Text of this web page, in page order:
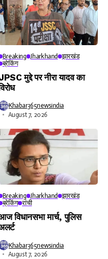
Breaking Jharkhand
झारखंड
ब्रेकिंग
मुद्दे पर नीरा यादव का
Khabar365newsindia
August 7, 2026
Breaking Jharkhand
झारखंड
ब्रेकिंग रांची
विधानसभा मार्च, पुलिस
Khabar365newsindia
August 7, 2026